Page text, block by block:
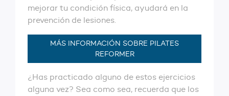
mejorar tu condición física, ayudará en la
prevención de lesiones.
MÁS INFORMACIÓN SOBRE PILATES
REFORMER
¿Has practicado alguno de estos ejercicios
alguna vez? Sea como sea, recuerda que los